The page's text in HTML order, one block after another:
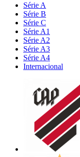
Série A
Série B
Série C
Série A1
Série A2
Série A3
Série A4
Internacional